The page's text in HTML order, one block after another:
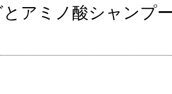
アミノ酸シャンプ